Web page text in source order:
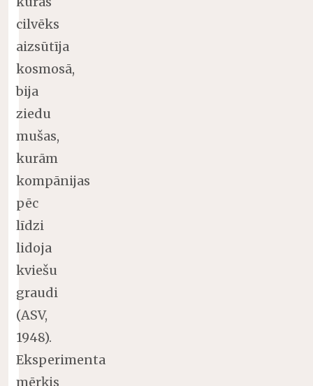
cilvēks
aizsūtīja
kosmosā,
bija
ziedu
mušas,
kurām
kompānijas
pēc
līdzi
lidoja
kviešu
graudi
(ASV,
1948).
Eksperimenta
mērķis